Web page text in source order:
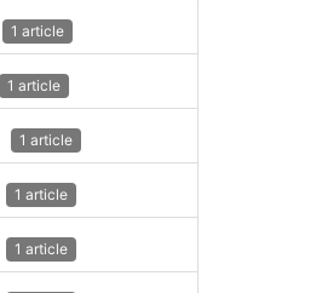
1 article
1 article
1 article
1 article
1 article